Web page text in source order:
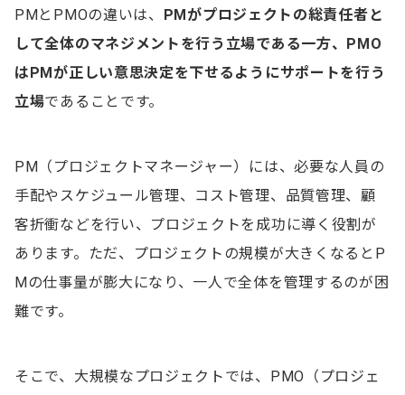
できる
メリット2：複数人でプロジェクト管理のノウハウを
共有できる
じやすくなる
デメリット2：人件費が増加する
PMOを導入したほうが良いケース
PMOの導入方法
プロジェクトごとにPMOを設置する
PMとPMOの違いは、 PMがプロジェクトの総責任者と
して全体のマネジメントを行う立場である一方、PMO
はPMが正しい意思決定を下せるようにサポートを行う
立場であることです。
PM（プロジェクトマネージャー）には、必要な人員の
手配やスケジュール管理、コスト管理、品質管理、顧
客折衝などを行い、プロジェクトを成功に導く役割が
あります。ただ、プロジェクトの規模が大きくなるとP
Mの仕事量が膨大になり、一人で全体を管理するのが困
難です。
そこで、大規模なプロジェクトでは、PMO（プロジェ